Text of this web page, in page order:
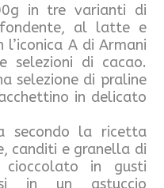
in tre varianti di
al latte e
l’iconica A di Armani
selezioni di cacao.
selezione di praline
in delicato
secondo la ricetta
canditi e granella di
in gusti
in un astuccio